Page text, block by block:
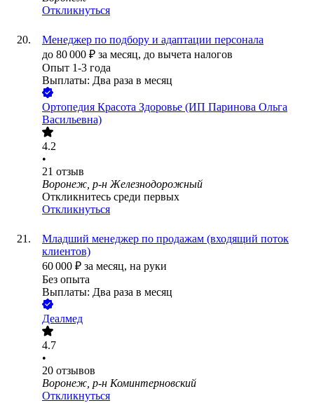
Откликнуться
Менеджер по подбору и адаптации персонала
до 80 000 ₽ за месяц, до вычета налогов
Опыт 1-3 года
Выплаты: Два раза в месяц
Ортопедия Красота Здоровье (ИП Паринова Ольга
Васильевна)
4.2
•
21 отзыв
Воронеж, р-н Железнодорожный
Откликнитесь среди первых
Откликнуться
Младший менеджер по продажам (входящий поток
клиентов)
60 000 ₽ за месяц, на руки
Без опыта
Выплаты: Два раза в месяц
Деалмед
4.7
•
20 отзывов
Воронеж, р-н Коминтерновский
Откликнуться